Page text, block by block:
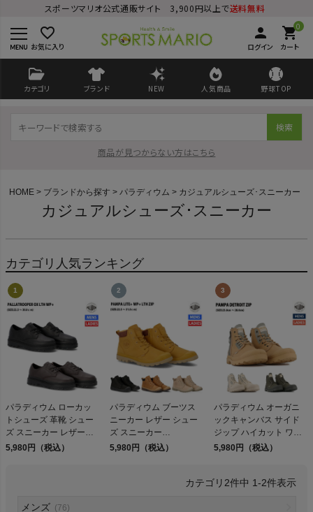
スポーツマリオ公式通販サイト 3,900円以上で送料無料
favorite_border
お気に入り
person
ログイン
0
shopping_cart
カート
カテゴリ ブランド NEW 人気商品 野球TOP
検索
商品が見つからない方はこちら
検索
商品が見つからない方はこちら
On
HOME ブランドから探す パラディウム カジュアルシューズ･スニーカー
カジュアルシューズ･スニーカー
カテゴリ人気ランキング
パラディウム ローカッ
トシューズ 革靴 シュー
ズ スニーカー レザーシ
ューズ PALLADIUM
5,980円（税込）
パラディウム ブーツス
ニーカー レザー シュー
ズ スニーカー
PALLADIUM PAMPA
5,980円（税込）
パラディウム オーガニ
ックキャンバス サイド
ジップ ハイカット ワー
クブーツ シューズ スニ
79500 209 210 325 アウ
5,980円（税込）
2件中 1-2件表示
メンズ (76)